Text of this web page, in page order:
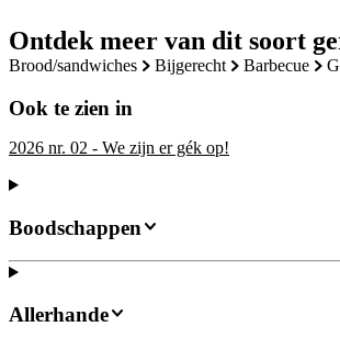
Ontdek meer van dit soort
brood/sandwiches bijgerecht barbecue
Ook te zien in
2026 nr. 02 - We zijn er gék op!
Boodschappen
Allerhande